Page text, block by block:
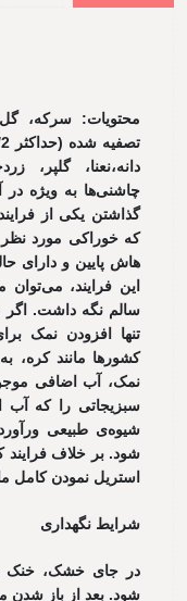
محتویات: سرکه، گل
دانه،نعنا، گلپر،
چاشنی‌ها به ویژه
گذاشتن یکی از
که خوراکی مورد
هاش پایین و دارای
این فرایند،
سالم نگه داشت. اگر
تنها افزودن نمک
کشورها مانند کره،
نمک، آب اضافی
سبزیجاتی را که آب
شیوه‌ی طبیعی
شود. بر خلاف
استریل نمودن کامل
شرایط نگهداری
در جای خشک، خنک و
شود. بعد از باز شدن